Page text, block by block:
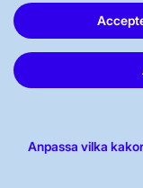
Anpassa vilka
Org.nr: